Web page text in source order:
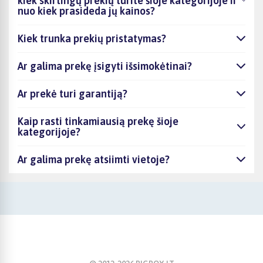
nuo kiek prasideda jų kainos?
Kiek trunka prekių pristatymas?
Ar galima prekę įsigyti išsimokėtinai?
Ar prekė turi garantiją?
Kaip rasti tinkamiausią prekę šioje
kategorijoje?
Ar galima prekę atsiimti vietoje?